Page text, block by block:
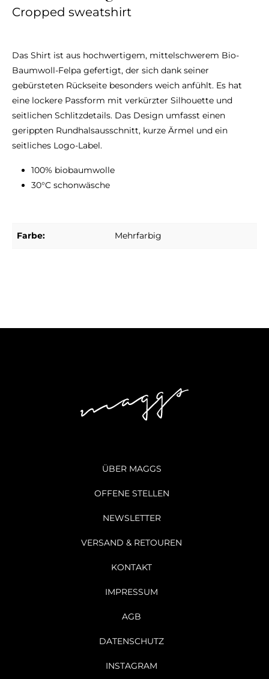
Cropped sweatshirt
Das Shirt ist aus hochwertigem, mittelschwerem Bio-
Baumwoll-Felpa gefertigt, der sich dank seiner
gebürsteten Rückseite besonders weich anfühlt. Es hat
eine lockere Passform mit verkürzter Silhouette und
seitlichen Schlitzdetails. Das Design umfasst einen
gerippten Rundhalsausschnitt, kurze Ärmel und ein
seitliches Logo-Label.
100% biobaumwolle
30°C schonwäsche
Farbe: Mehrfarbig
ÜBER MAGGS
OFFENE STELLEN
NEWSLETTER
VERSAND & RETOUREN
KONTAKT
IMPRESSUM
AGB
DATENSCHUTZ
INSTAGRAM